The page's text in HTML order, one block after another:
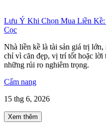
Lưu Ý Khi Chọn Mua Liền
Cọc
Nhà liền kề là tài sản giá trị
chỉ vì căn đẹp, vị trí tốt hoặc
những rủi ro nghiêm trọng.
Cẩm nang
15 thg 6, 2026
Xem thêm